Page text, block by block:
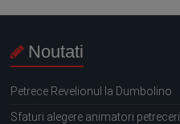
Noutati
Petrece Revelionul la Dumbolino
Sfaturi alegere animatori petreceri